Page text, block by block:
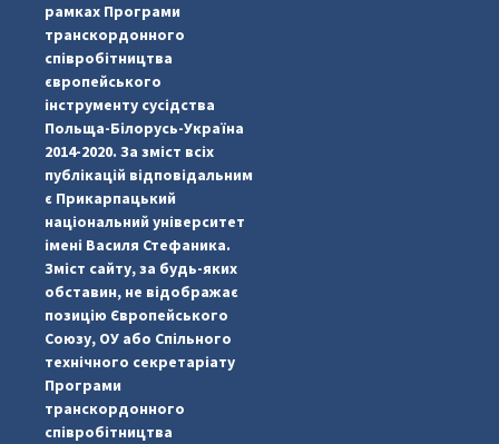
#PipIvanToday
рамках Програми
транскордонного
співробітництва
європейського
інструменту сусідства
Польща-Білорусь-Україна
2014-2020. За зміст всіх
публікацій відповідальним
є Прикарпацький
національний університет
імені Василя Стефаника.
Зміст сайту, за будь-яких
обставин, не відображає
позицію Європейського
Союзу, ОУ або Спільного
технічного секретаріату
Програми
транскордонного
співробітництва